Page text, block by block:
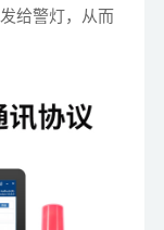
给警灯，从而